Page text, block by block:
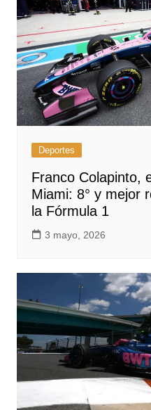
Deportes
Franco Colapinto,
Miami: 8° y mejor
la Fórmula 1
3 mayo, 2026